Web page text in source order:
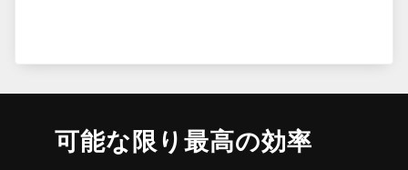
可能な限り最高の効率